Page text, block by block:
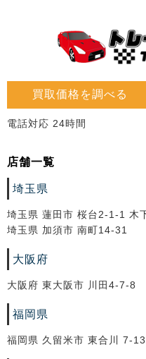
買取価格を調べる
電話対応 24時間
店舗一覧
埼玉県
埼玉県 蓮田市 桜台2-1-1 木
埼玉県 加須市 南町14-31
大阪府
大阪府 東大阪市 川田4-7-8
福岡県
福岡県 久留米市 東合川 7-